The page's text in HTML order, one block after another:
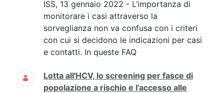
ISS, 13 gennaio 2022 - L’importanza di
monitorare i casi attraverso la
sorveglianza non va confusa con i criteri
con cui si decidono le indicazioni per casi
e contatti. In queste FAQ
Lotta all'HCV, lo screening per fasce di
popolazione a rischio e l'accesso alle